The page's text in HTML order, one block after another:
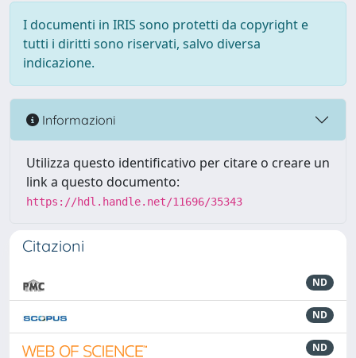
I documenti in IRIS sono protetti da copyright e
tutti i diritti sono riservati, salvo diversa
indicazione.
Informazioni
Utilizza questo identificativo per citare o creare un
link a questo documento:
https://hdl.handle.net/11696/35343
Citazioni
ND
ND
ND